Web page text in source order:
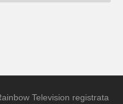
Television registrata